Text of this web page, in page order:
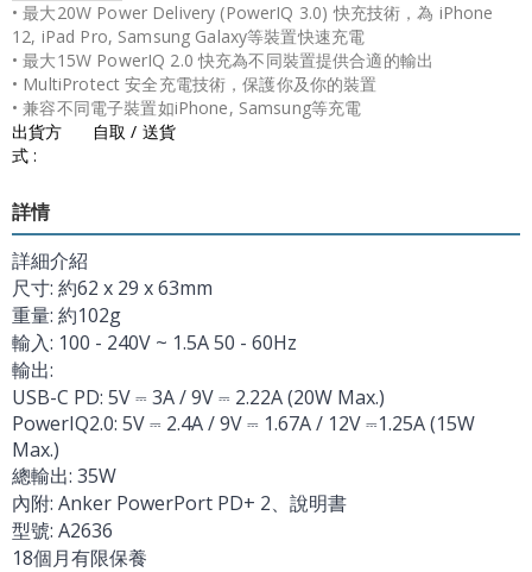
• 最大20W Power Delivery (PowerIQ 3.0) 快充技術，為 iPhone
12, iPad Pro, Samsung Galaxy等裝置快速充電
• 最大15W PowerIQ 2.0 快充為不同裝置提供合適的輸出
• MultiProtect 安全充電技術，保護你及你的裝置
• 兼容不同電子裝置如iPhone, Samsung等充電
出貨方
式 :
自取 / 送貨
詳情
詳細介紹
尺寸: 約62 x 29 x 63mm
重量: 約102g
輸入: 100 - 240V ~ 1.5A 50 - 60Hz
輸出:
USB-C PD: 5V ⎓ 3A / 9V ⎓ 2.22A (20W Max.)
PowerIQ2.0: 5V ⎓ 2.4A / 9V ⎓ 1.67A / 12V ⎓1.25A (15W
Max.)
總輸出: 35W
內附: Anker PowerPort PD+ 2、說明書
型號: A2636
18個月有限保養